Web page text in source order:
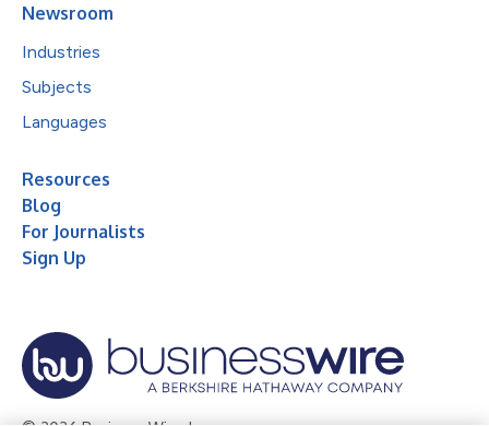
Newsroom
Industries
Subjects
Languages
Resources
Blog
For Journalists
Sign Up